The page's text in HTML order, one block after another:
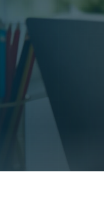
30+ specialist